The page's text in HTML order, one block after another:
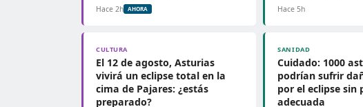
Hace 2h AHORA Hace 5h
CULTURA
El 12 de agosto, Asturias
vivirá un eclipse total en la
cima de Pajares: ¿estás
preparado?
SANIDAD
Cuidado: 1000
podrían sufrir
por el eclipse sin
adecuada